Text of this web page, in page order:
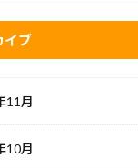
イブ
11月
10月